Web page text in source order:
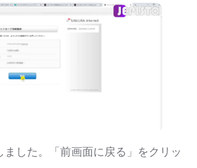
ました。「前画面に戻る」をクリッ